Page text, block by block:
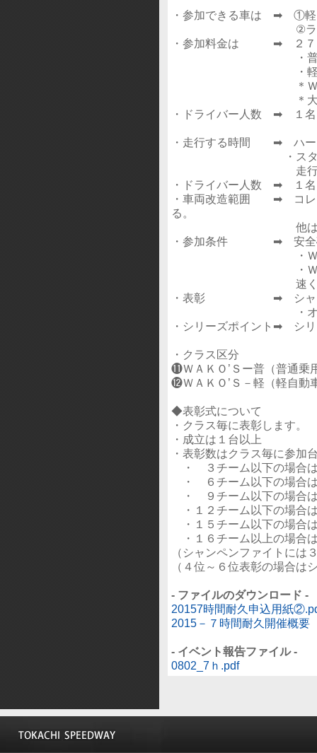
・参加できる車は ➡ ①軽
②ラジアルタイ
・参加料金は ➡ ２７，
・普通車：オイ
・軽自車：オイ
＊ＷＡＫＯ’Ｓ
＊大会当日の朝
・ドライバー人数 ➡ １名
・走行する時間 ➡ ハー
・スタートから１
走行可 （間の時
・ドライバー人数 ➡ １名
・車両改造範囲 ➡ コレ
る。
他は安全であ
・参加条件 ➡ 安全確保
・ＷＡＫＯ’Ｓ－
・ＷＡＫＯ’Ｓ－
速く走った場合
・表彰 ➡ シャンペン
・オイル付のサ
・シリーズポイント➡ シ
・クラス区分
⓫ＷＡＫＯ’Ｓー普（普通乗
⓬ＷＡＫＯ’Ｓ－軽（軽自動
◆表彰式について
・クラス毎に表彰します。
・成立は１台以上
・表彰数はクラス毎に参加
・ ３チーム以下の場合
・ ６チーム以下の場合
・ ９チーム以下の場合
・１２チーム以下の場合
・１５チーム以下の場合
・１６チーム以上の場合
（シャンペンファイトには
（４位～６位表彰の場合は
- ファイルのダウンロード -
20157時間耐久申込用紙
2015－７時間耐久開催概要
- イベント報告ファイル -
0802_7ｈ.pdf